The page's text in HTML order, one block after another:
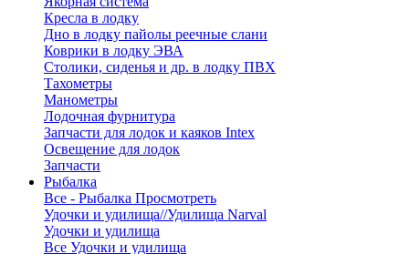
Кресла в лодку
Дно в лодку пайолы реечные слани
Коврики в лодку ЭВА
Столики, сиденья и др. в лодку ПВХ
Тахометры
Манометры
Лодочная фурнитура
Запчасти для лодок и каяков Intex
Освещение для лодок
Запчасти
Рыбалка
Все - Рыбалка Просмотреть
Удочки и удилища//Удилища Narval
Удочки и удилища
Все Удочки и удилища